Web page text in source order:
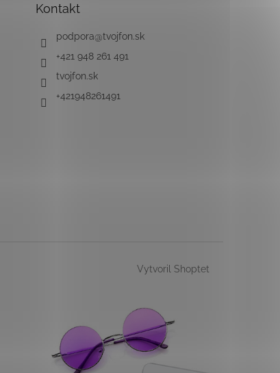
Kontakt
podpora@tvojfon.sk
+421 948 261 491
tvojfon.sk
+421948261491
Vytvoril Shoptet